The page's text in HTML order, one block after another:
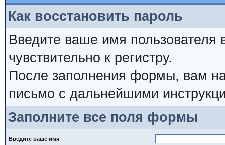
Как восстановить пароль
Введите ваше имя
чувствительно к регистру.
После заполнения формы, вам на
письмо с дальнейшими
Заполните все поля формы
Введите ваше имя